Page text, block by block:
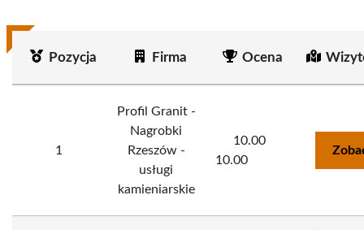
Pozycja Firma Ocena
1
Profil Granit -
Nagrobki
Rzeszów -
usługi
kamieniarskie
10.00
10.00